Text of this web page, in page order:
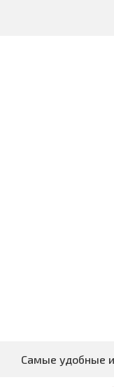
Самые удобные и